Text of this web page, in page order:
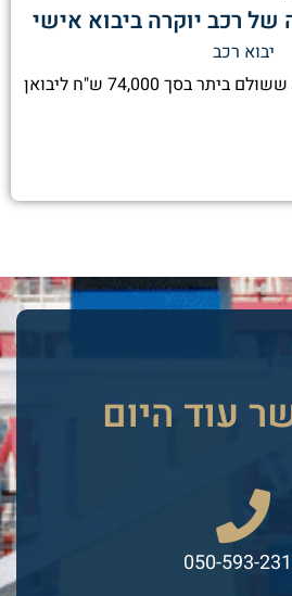
רכב יוקרה ביבוא אישי
יבוא רכב
בסך 74,000 ש"ח ליבואן
עוד היום
050-593-